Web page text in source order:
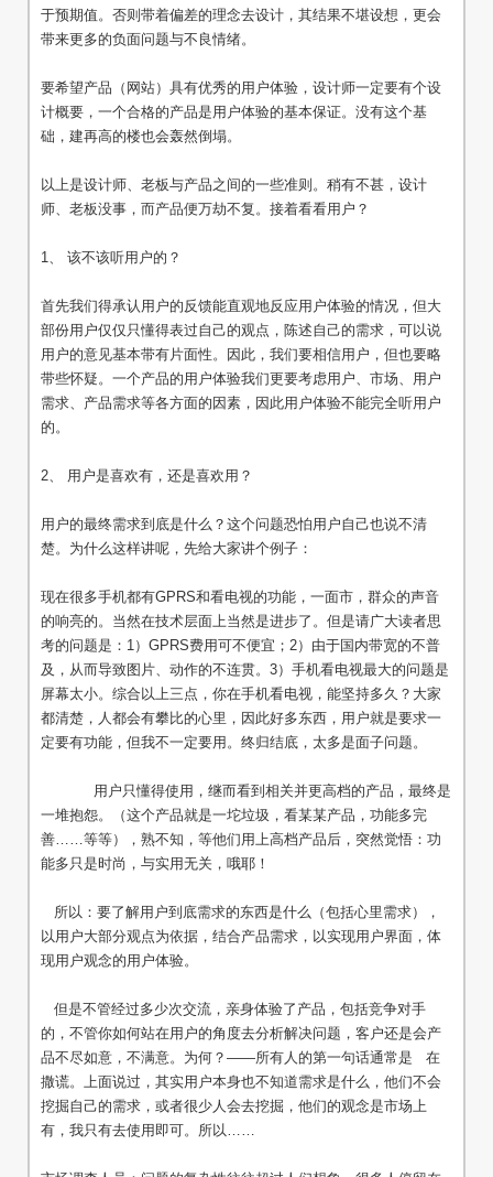
于预期值。否则带着偏差的理念去设计，其结果不堪设想，更会
带来更多的负面问题与不良情绪。
要希望产品（网站）具有优秀的用户体验，设计师一定要有个设
计概要，一个合格的产品是用户体验的基本保证。没有这个基
础，建再高的楼也会轰然倒塌。
以上是设计师、老板与产品之间的一些准则。稍有不甚，设计
师、老板没事，而产品便万劫不复。接着看看用户？
1、 该不该听用户的？
首先我们得承认用户的反馈能直观地反应用户体验的情况，但大
部份用户仅仅只懂得表过自己的观点，陈述自己的需求，可以说
用户的意见基本带有片面性。因此，我们要相信用户，但也要略
带些怀疑。一个产品的用户体验我们更要考虑用户、市场、用户
需求、产品需求等各方面的因素，因此用户体验不能完全听用户
的。
2、 用户是喜欢有，还是喜欢用？
用户的最终需求到底是什么？这个问题恐怕用户自己也说不清
楚。为什么这样讲呢，先给大家讲个例子：
现在很多手机都有GPRS和看电视的功能，一面市，群众的声音
的响亮的。当然在技术层面上当然是进步了。但是请广大读者思
考的问题是：1）GPRS费用可不便宜；2）由于国内带宽的不普
及，从而导致图片、动作的不连贯。3）手机看电视最大的问题是
屏幕太小。综合以上三点，你在手机看电视，能坚持多久？大家
都清楚，人都会有攀比的心里，因此好多东西，用户就是要求一
定要有功能，但我不一定要用。终归结底，太多是面子问题。
用户只懂得使用，继而看到相关并更高档的产品，最终是
一堆抱怨。（这个产品就是一坨垃圾，看某某产品，功能多完
善……等等），熟不知，等他们用上高档产品后，突然觉悟：功
能多只是时尚，与实用无关，哦耶！
所以：要了解用户到底需求的东西是什么（包括心里需求），
以用户大部分观点为依据，结合产品需求，以实现用户界面，体
现用户观念的用户体验。
但是不管经过多少次交流，亲身体验了产品，包括竞争对手
的，不管你如何站在用户的角度去分析解决问题，客户还是会产
品不尽如意，不满意。为何？——所有人的第一句话通常是 在
撒谎。上面说过，其实用户本身也不知道需求是什么，他们不会
挖掘自己的需求，或者很少人会去挖掘，他们的观念是市场上
有，我只有去使用即可。所以……